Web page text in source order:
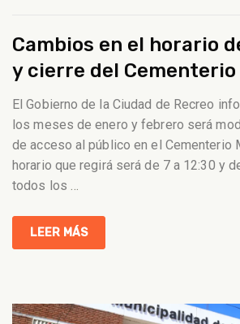
Cambios en el horario
y cierre del
El Gobierno de la Ciudad de Recreo
los meses de enero y febrero será
de acceso al público en el Cementerio
horario que regirá será de 7 a 12:30 y
todos los
LEER MÁS